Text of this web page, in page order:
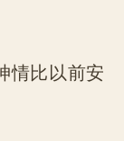
情比以前安